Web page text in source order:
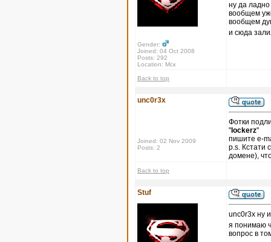
Gender:
Joined: 04 Oct 2008
Posts: 292
Location: Мск
ну да ладно
вообщем
вообщем
и сюда
Back to top
unc0r3x
Joined: 02 Nov 2009
Posts: 2
Фотки
" lockerz"
пишите e-
p.s. Кстати
домене),
Back to top
Stuf
unc0r3x ну
я понимаю
вопрос в